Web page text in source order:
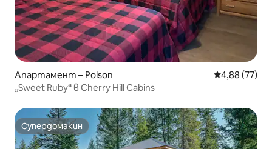
Апартамент – Polson Средна
4,88 (77)
„Sweet Ruby“ в Cherry Hill Cabins
Супердомакин
Супердомакин